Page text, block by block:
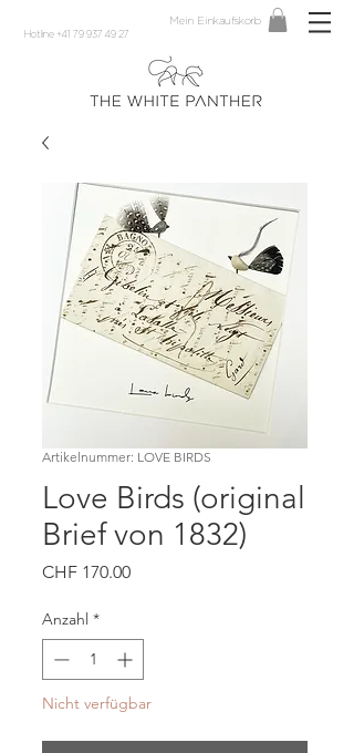
Hotline +41 79 937 49 27
Mein Einkaufskorb
Artikelnummer: LOVE BIRDS
Love Birds (original
Brief von 1832)
CHF 170.00Preis
Anzahl *
Nicht verfügbar